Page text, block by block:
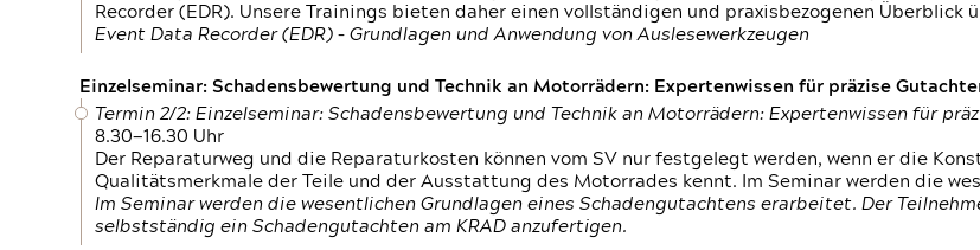
Recorder (EDR). Unsere Trainings bieten daher einen vollständigen und praxisbezogenen Überblick
Event Data Recorder (EDR) – Grundlagen und Anwendung von Auslesewerkzeugen
Einzelseminar: Schadensbewertung und Technik an Motorrädern: Expertenwissen für präzise
Termin 2/2: Einzelseminar: Schadensbewertung und Technik an Motorrädern: Expertenwissen für
8.30—16.30 Uhr
Der Reparaturweg und die Reparaturkosten können vom SV nur festgelegt werden, wenn er die
Qualitätsmerkmale der Teile und der Ausstattung des Motorrades kennt. Im Seminar werden die
Im Seminar werden die wesentlichen Grundlagen eines Schadengutachtens erarbeitet. Der
selbstständig ein Schadengutachten am KRAD anzufertigen.